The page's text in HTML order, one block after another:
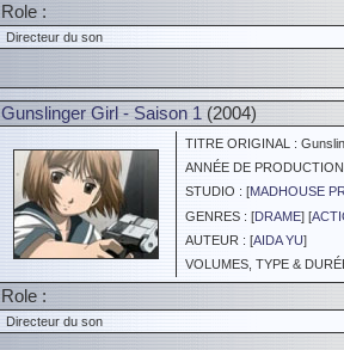
Role :
Directeur du son
Gunslinger Girl - Saison 1 (2004)
TITRE ORIGINAL :
ANNÉE DE
STUDIO : [MADHOUSE
GENRES : [DRAME] [
AUTEUR : [AIDA YU]
VOLUMES, TYPE &
Role :
Directeur du son